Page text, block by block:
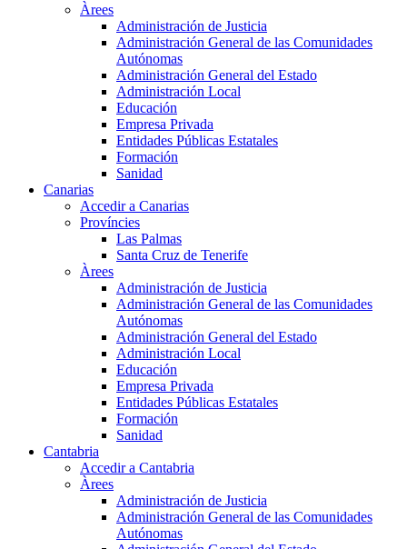
Àrees
Administración de Justicia
Administración General de las Comunidades
Autónomas
Administración General del Estado
Administración Local
Educación
Empresa Privada
Entidades Públicas Estatales
Formación
Sanidad
Canarias
Accedir a Canarias
Províncies
Las Palmas
Santa Cruz de Tenerife
Àrees
Administración de Justicia
Administración General de las Comunidades
Autónomas
Administración General del Estado
Administración Local
Educación
Empresa Privada
Entidades Públicas Estatales
Formación
Sanidad
Cantabria
Accedir a Cantabria
Àrees
Administración de Justicia
Administración General de las Comunidades
Autónomas